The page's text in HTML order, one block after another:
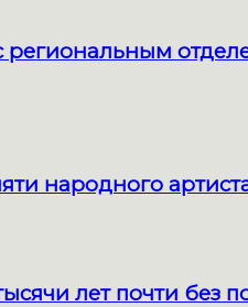
народного
лет почти без